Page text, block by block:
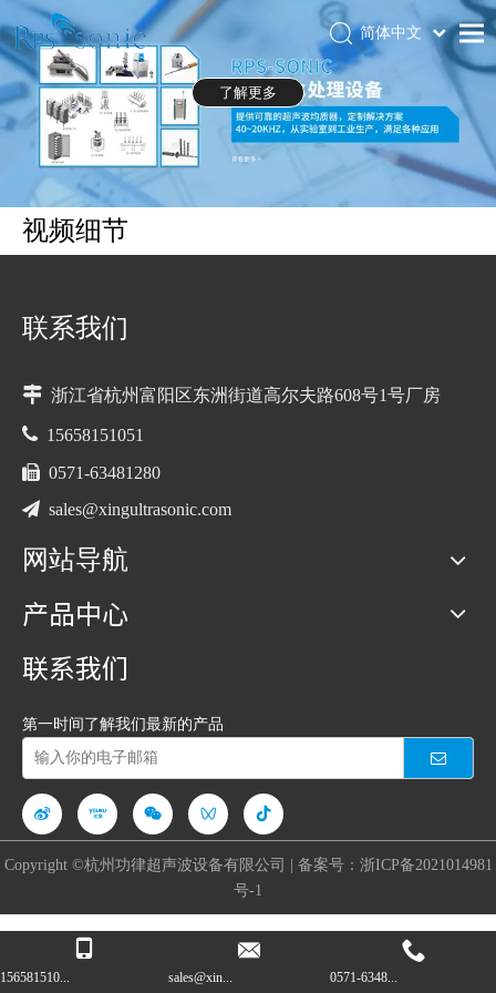
首页
关于RPS-SONIC
产品中心
应用领域
新闻中心
展会
简体中文
Español
Pусский
العربية
了解更多
视频细节
联系我们
 浙江省杭州富阳区东洲街道高尔夫路608号1号厂房
 15658151051
 0571-63481280
 sales@xingultrasonic.com
网站导航
产品中心
联系我们
第一时间了解我们最新的产品
156581510... sales@xin... 0571-6348...
Copyright ©杭州功律超声波设备有限公司 | 备案号： 浙ICP备2021014981
号-1